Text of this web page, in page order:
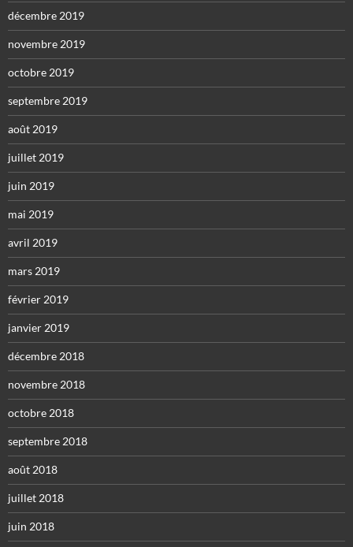
décembre 2019
novembre 2019
octobre 2019
septembre 2019
août 2019
juillet 2019
juin 2019
mai 2019
avril 2019
mars 2019
février 2019
janvier 2019
décembre 2018
novembre 2018
octobre 2018
septembre 2018
août 2018
juillet 2018
juin 2018